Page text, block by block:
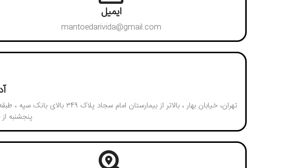
ایمیل
mantoedarivida@gmail.com
تهران، خیابان بهار ، بالاتر
پنجشنبه از ساعت ۱۰ الی